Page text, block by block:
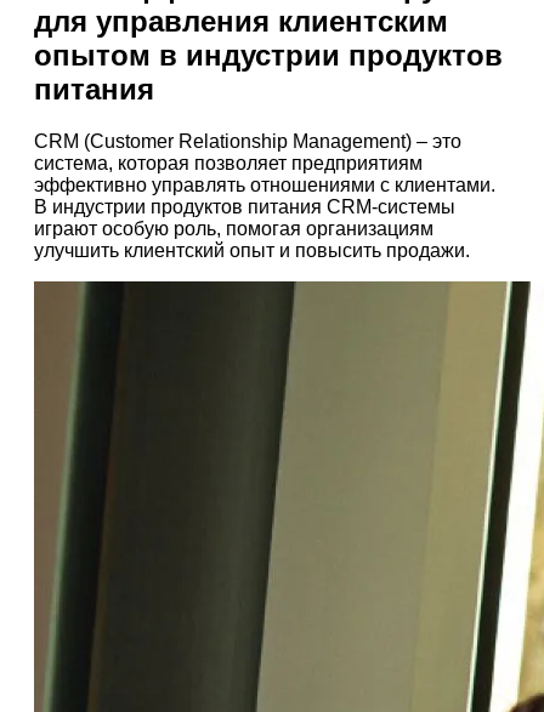
для управления клиентским
опытом в индустрии продуктов
питания
CRM (Customer Relationship Management) – это
система, которая позволяет предприятиям
эффективно управлять отношениями с клиентами.
В индустрии продуктов питания CRM-системы
играют особую роль, помогая организациям
улучшить клиентский опыт и повысить продажи.